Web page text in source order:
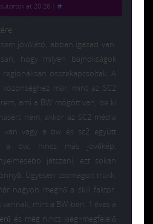
at 20:26 #
jövőlátó, abban igazad van.
hogy milyen bajnokságok
összekapcsoltak. A
már, mint az SC2
ami a BW mögött van, de ki
nem, akkor az SC2 média
van vagy a bw és sc2 együtt
a bw, nincs más jövőkép.
játszani, ezt sokan
Ügyesen csomagolt trükk,
nagyon megnő a skill faktor.
mint a BW-ben. 1 éves a
és még nincs kieg+megfelelő